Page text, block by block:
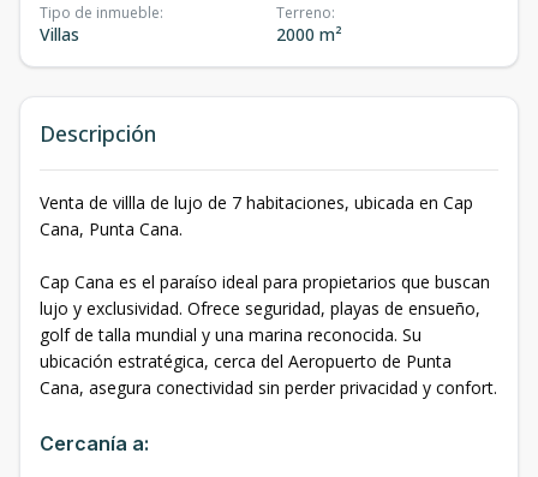
Tipo de inmueble:
Villas
Terreno:
2000 m²
Descripción
Venta de villla de lujo de 7 habitaciones, ubicada en Cap
Cana, Punta Cana.
Cap Cana es el paraíso ideal para propietarios que buscan
lujo y exclusividad. Ofrece seguridad, playas de ensueño,
golf de talla mundial y una marina reconocida. Su
ubicación estratégica, cerca del Aeropuerto de Punta
Cana, asegura conectividad sin perder privacidad y confort.
Cercanía a: